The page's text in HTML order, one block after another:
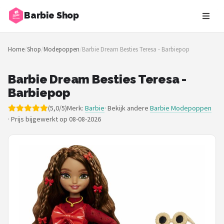
Barbie Shop
Zoeken
NAVIGATIE
Merken
Blog
Poppen
Meubeltjes
Shop
Home/Shop/Modepoppen/Barbie Dream Besties Teresa - Barbiepop
Barbie Dream Besties Teresa -
Barbiepop
(5,0/5)Merk: Barbie· Bekijk andere Barbie Modepoppen
· Prijs bijgewerkt op 08-08-2026